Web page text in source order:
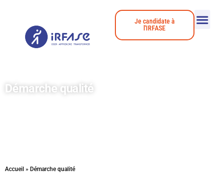
Je candidate à
l'IRFASE
Démarche qualité
Accueil » Démarche qualité